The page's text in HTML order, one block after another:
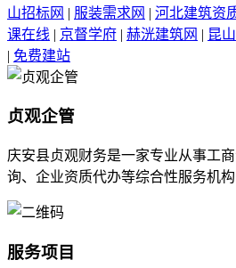
山招标网 | 服装需求网 | 河北建筑资
课在线 | 京督学府 | 赫洸建筑网 | 昆
| 免费建站
贞观企管
庆安县贞观财务是一家专业从事工
询、企业资质代办等综合性服务机
服务项目